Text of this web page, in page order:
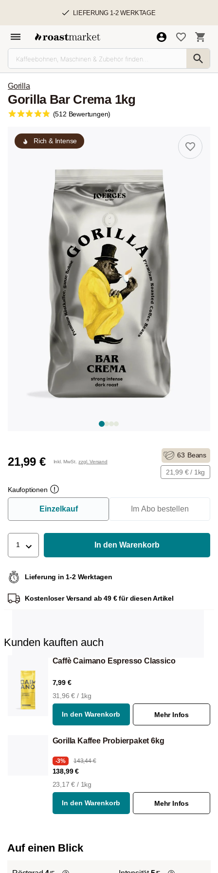
LIEFERUNG 1-2 WERKTAGE
Gorilla
Gorilla Bar Crema 1kg
(512 Bewertungen)
Rich & Intense
21,99 € Inkl. MwSt. zzgl. Versand
63 Beans
21,99 € / 1kg
Kaufoptionen
Einzelkauf Im Abo bestellen
1 In den Warenkorb
Lieferung in 1-2 Werktagen
Kostenloser Versand ab 49 € für diesen Artikel
Kunden kauften auch
Caffè Caimano Espresso Classico
7,99 €
31,96 € / 1kg
In den Warenkorb Mehr Infos
Gorilla Kaffee Probierpaket 6kg
-3% 143,44 €
138,99 €
23,17 € / 1kg
In den Warenkorb Mehr Infos
Auf einen Blick